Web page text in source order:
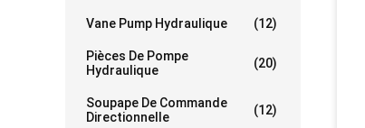
Vane Pump Hydraulique (12)
Pièces De Pompe
Hydraulique
(20)
Soupape De Commande
Directionnelle
(12)